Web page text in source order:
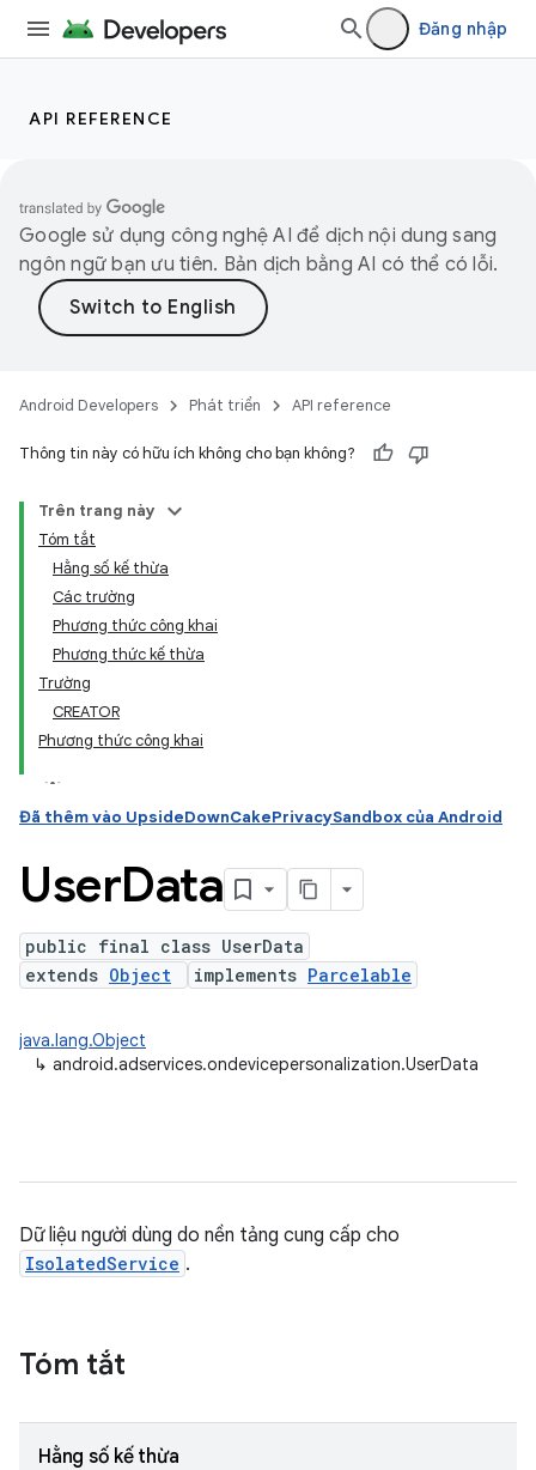
Đăng nhập
API REFERENCE
Google sử dụng công nghệ AI để dịch nội dung sang
ngôn ngữ bạn ưu tiên. Bản dịch bằng AI có thể có lỗi.
Android Developers Phát triển API reference
Thông tin này có hữu ích không cho bạn không?
Trên trang này
Tóm tắt
Hằng số kế thừa
Các trường
Phương thức công khai
Phương thức kế thừa
Trường
CREATOR
Phương thức công khai
Đã thêm vào UpsideDownCakePrivacySandbox của Android
UserData
public final class UserData
extends Object implements Parcelable
java.lang.Object
↳ android.adservices.ondevicepersonalization.UserData
Dữ liệu người dùng do nền tảng cung cấp cho
IsolatedService .
Tóm tắt
Hằng số kế thừa